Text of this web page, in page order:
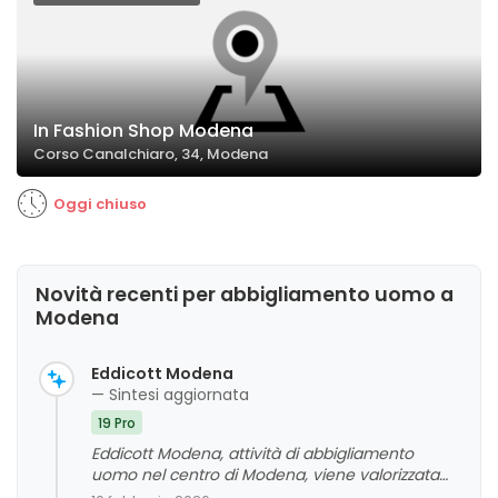
In Fashion Shop Modena
Corso Canalchiaro, 34, Modena
Oggi chiuso
Novità recenti per abbigliamento uomo a
Modena
Eddicott Modena
— Sintesi aggiornata
19 Pro
Eddicott Modena, attività di abbigliamento
uomo nel centro di Modena, viene valorizzata